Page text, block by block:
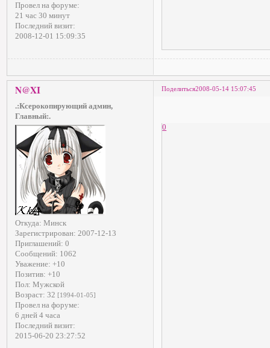
Провел на форуме:
21 час 30 минут
Последний визит:
2008-12-01 15:09:35
Поделиться2008-05-14 15:07:45
N@XI
.:Ксерокопирующий админ,
Главный:.
Откуда: Минск
Зарегистрирован: 2007-12-13
Приглашений: 0
Сообщений: 1062
Уважение: +10
Позитив: +10
Пол: Мужской
Возраст: 32 [1994-01-05]
Провел на форуме:
6 дней 4 часа
Последний визит:
2015-06-20 23:27:52
0